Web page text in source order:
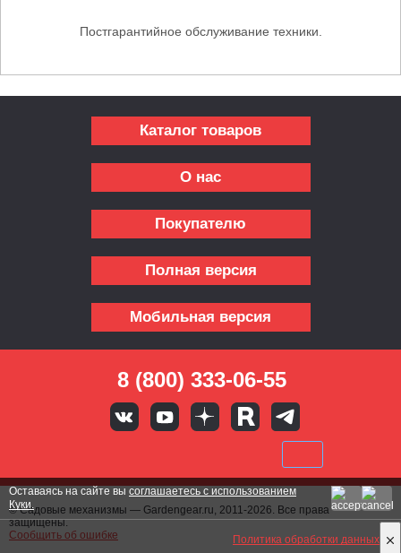
Постгарантийное обслуживание техники.
Каталог товаров
О нас
Покупателю
Полная версия
Мобильная версия
8 (800) 333-06-55
© Садовые механизмы — Gardengear.ru, 2011-2026. Все права
защищены.
Сообщить об ошибке
Политика обработки данных
Оставаясь на сайте вы соглашаетесь с использованием
Куки.